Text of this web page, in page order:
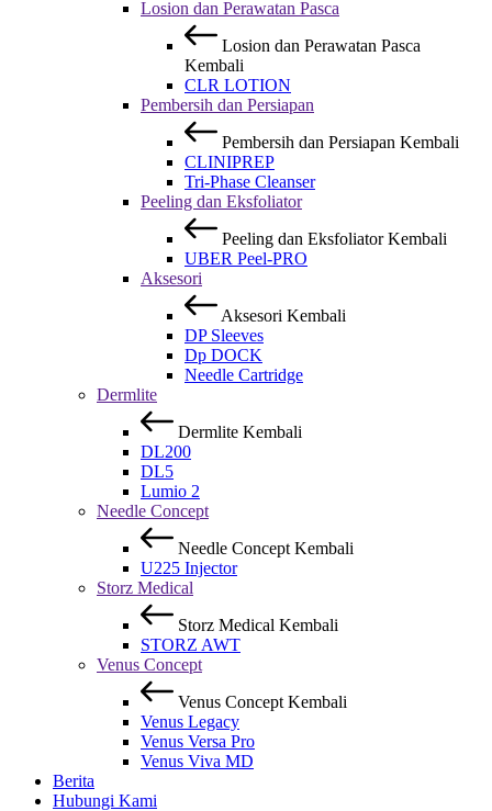
Losion dan Perawatan Pasca
Losion dan Perawatan Pasca
Kembali
CLR LOTION
Pembersih dan Persiapan
Pembersih dan Persiapan Kembali
CLINIPREP
Tri-Phase Cleanser
Peeling dan Eksfoliator
Peeling dan Eksfoliator Kembali
UBER Peel-PRO
Aksesori
Aksesori Kembali
DP Sleeves
Dp DOCK
Needle Cartridge
Dermlite
Dermlite Kembali
DL200
DL5
Lumio 2
Needle Concept
Needle Concept Kembali
U225 Injector
Storz Medical
Storz Medical Kembali
STORZ AWT
Venus Concept
Venus Concept Kembali
Venus Legacy
Venus Versa Pro
Venus Viva MD
Berita
Hubungi Kami